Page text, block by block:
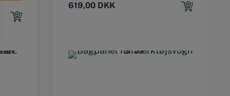
619,00 DKK